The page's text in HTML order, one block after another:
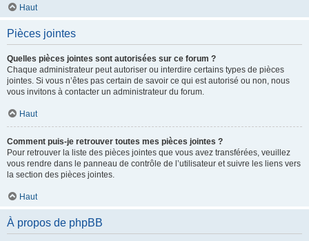
Haut
Pièces jointes
Quelles pièces jointes sont autorisées sur ce forum ?
Chaque administrateur peut autoriser ou interdire certains types de pièces
jointes. Si vous n’êtes pas certain de savoir ce qui est autorisé ou non, nous
vous invitons à contacter un administrateur du forum.
Haut
Comment puis-je retrouver toutes mes pièces jointes ?
Pour retrouver la liste des pièces jointes que vous avez transférées, veuillez
vous rendre dans le panneau de contrôle de l’utilisateur et suivre les liens vers
la section des pièces jointes.
Haut
À propos de phpBB